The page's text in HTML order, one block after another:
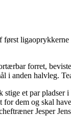
først
forret,
i anden halvleg.
et par
dem og skal
Jesper